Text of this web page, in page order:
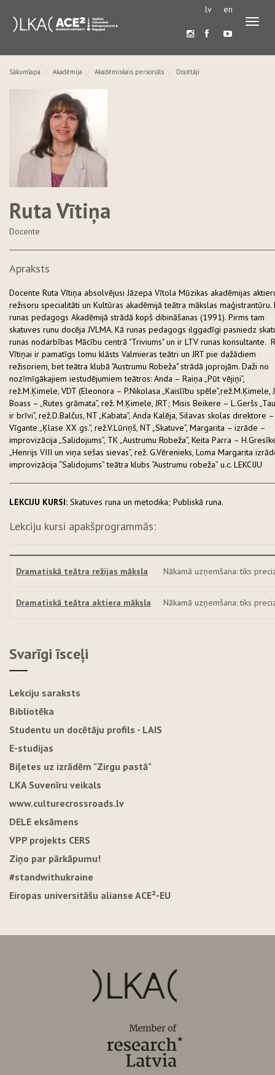
lv en
Sākumlapa Akadēmija Akadēmiskais personāls Docētāji
Ruta Vītiņa
Docente
Apraksts
Docente Ruta Vītiņa absolvējusi Jāzepa Vītola Mūzikas akadēmijas
režisoru specialitāti un Kultūras akadēmijā teātra mākslas maģistrantūru.
runas pedagogs Akadēmijā strādā kopš dibināšanas (1991). Pirms tam
skatuves runu docēja JVLMA. Kā runas pedagogs ilggadīgi pasniedz
runas nodarbības Mācību centrā "Triviums" un ir LTV runas konsultante.
Vītiņai ir pamatīgs lomu klāsts Valmieras teātri un JRT pie dažādiem
režisoriem, bet teātra klubā "Austrumu Robeža" strādā joprojām. Daži no
nozīmīgākajiem iestudējumiem teātros: Anda – Raiņa „Pūt vējiņi”,
rež.M.Ķimele, VDT (Eleonora – P.Nikolasa „Kaislību spēle”,rež.M.Ķimele,
Boass – „Rutes grāmata”, rež. M.Ķimele, JRT; Misis Beikere – L.Geršs
ir brīvi”, rež.D.Balčus, NT „Kabata”, Anda Kalēja, Silavas skolas direktore –
Vīgante „Ķlase XX gs.”, rež.V.Lūriņš, NT „Skatuve”, Margarita – izrāde –
improvizācija „Salidojums”, TK „Austrumu Robeža”, Keita Parra –
„Henrijs VIII un viņa sešas sievas”, rež. G.Vērenieks, Loma Margarita
improvizācija “Salidojums” teātra klubs “Austrumu robeža” u.c. LEKCIJU
LEKCIJU KURSI: Skatuves runa un metodika; Publiskā runa.
Lekciju kursi apakšprogrammās:
Dramatiskā teātra režijas māksla Nākamā uzņemšana: tiks
Dramatiskā teātra aktiera māksla Nākamā uzņemšana: tiks
Svarīgi īsceļi
Lekciju saraksts
Bibliotēka
Studentu un docētāju profils - LAIS
E-studijas
Biļetes uz izrādēm "Zirgu pastā"
LKA Suvenīru veikals
www.culturecrossroads.lv
DELE eksāmens
VPP projekts CERS
Ziņo par pārkāpumu!
#standwithukraine
Eiropas universitāšu alianse ACE²-EU